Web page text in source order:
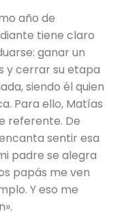
año de
tiene claro
ganar un
y cerrar su etapa
siendo él quien
Para ello, Matías
referente. De
sentir esa
padre se alegra
papás me ven
Y eso me